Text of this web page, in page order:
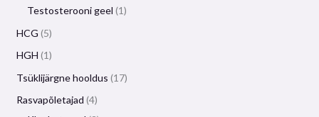
Testosterooni geel 1
HCG 5
HGH 1
Tsüklijärgne hooldus 17
Rasvapõletajad 4